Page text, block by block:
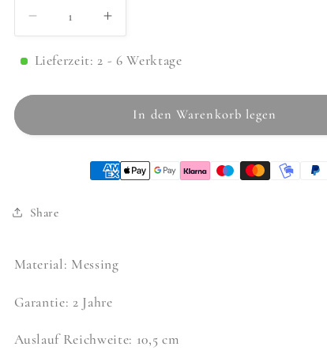
Verringere
die
Menge
Armatur
High
Erhöhe
die
Menge
Armatur
Hasse
High
Lieferzeit: 2 - 6 Werktage
In den Warenkorb legen
Share
Material: Messing
Garantie: 2 Jahre
Auslauf Reichweite: 10,5 cm